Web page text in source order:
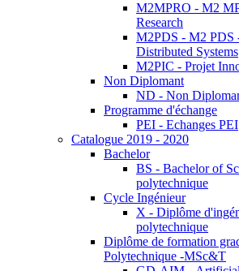
M2MPRO - M2
Research
M2PDS - M2 PDS
Distributed Systems
M2PIC - Projet
Non Diplomant
ND - Non
Programme d'échange
PEI - Echanges PEI
Catalogue 2019 - 2020
Bachelor
BS - Bachelor of
polytechnique
Cycle Ingénieur
X - Diplôme
polytechnique
Diplôme de formation
Polytechnique -MSc&T